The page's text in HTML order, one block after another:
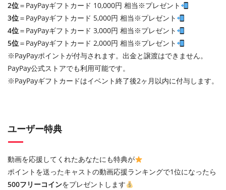
2位＝PayPayギフトカード 10,000円 相当※プレゼント
3位＝PayPayギフトカード 5,000円 相当※プレゼント
4位＝PayPayギフトカード 3,000円 相当※プレゼント
5位＝PayPayギフトカード 2,000円 相当※プレゼント
※PayPayポイントが付与されます。出金と譲渡はできません。
PayPay公式ストアでも利用可能です。
※PayPayギフトカードはイベント終了後2ヶ月以内に付与します。
ユーザー特典
動画を応援してくれたあなたにも特典が
ポイントを送ったキャストの動画応援ランキングで1位になったら
500フリーコインをプレゼントします